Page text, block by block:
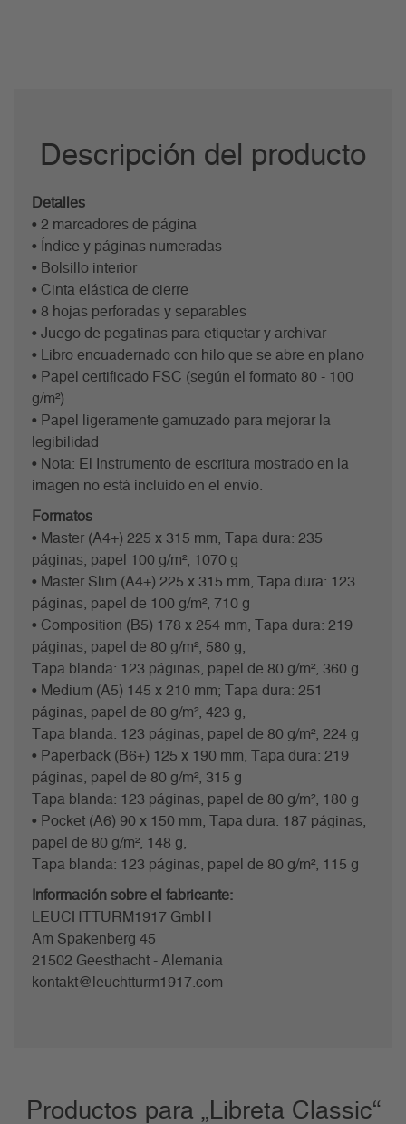
Descripción del producto
Detalles
• 2 marcadores de página
• Índice y páginas numeradas
• Bolsillo interior
• Cinta elástica de cierre
• 8 hojas perforadas y separables
• Juego de pegatinas para etiquetar y archivar
• Libro encuadernado con hilo que se abre en plano
• Papel certificado FSC (según el formato 80 - 100
g/m²)
• Papel ligeramente gamuzado para mejorar la
legibilidad
• Nota: El Instrumento de escritura mostrado en la
imagen no está incluido en el envío.
Formatos
• Master (A4+) 225 x 315 mm, Tapa dura: 235
páginas, papel 100 g/m², 1070 g
• Master Slim (A4+) 225 x 315 mm, Tapa dura: 123
páginas, papel de 100 g/m², 710 g
• Composition (B5) 178 x 254 mm, Tapa dura: 219
páginas, papel de 80 g/m², 580 g,
Tapa blanda: 123 páginas, papel de 80 g/m², 360 g
• Medium (A5) 145 x 210 mm; Tapa dura: 251
páginas, papel de 80 g/m², 423 g,
Tapa blanda: 123 páginas, papel de 80 g/m², 224 g
• Paperback (B6+) 125 x 190 mm, Tapa dura: 219
páginas, papel de 80 g/m², 315 g
Tapa blanda: 123 páginas, papel de 80 g/m², 180 g
• Pocket (A6) 90 x 150 mm; Tapa dura: 187 páginas,
papel de 80 g/m², 148 g,
Tapa blanda: 123 páginas, papel de 80 g/m², 115 g
Información sobre el fabricante:
LEUCHTTURM1917 GmbH
Am Spakenberg 45
21502 Geesthacht - Alemania
kontakt@leuchtturm1917.com
Productos para „Libreta Classic“